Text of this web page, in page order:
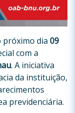
próximo dia 09
com a
. A iniciativa
da instituição,
previdenciária.